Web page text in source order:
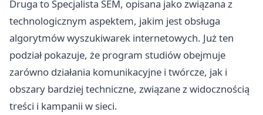
Druga to Specjalista SEM, opisana jako związana z
technologicznym aspektem, jakim jest obsługa
algorytmów wyszukiwarek internetowych. Już ten
podział pokazuje, że program studiów obejmuje
zarówno działania komunikacyjne i twórcze, jak i
obszary bardziej techniczne, związane z widocznością
treści i kampanii w sieci.